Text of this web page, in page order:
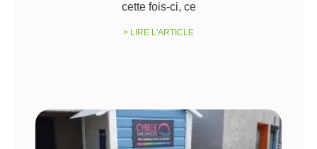
cette fois-ci, ce
> LIRE L'ARTICLE